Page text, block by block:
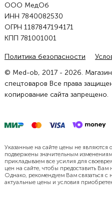
ООО МедОб
ИНН 7840082530
ОГРН 1187847194171
КПП 781001001
Политика безопасности
© Med-ob, 2017 - 2026.
спецтоваров Все права
копирование сайта запрещено.
Указанные на сайте цены не
подвержены значительным
прикладываем все усилия для
цен на сайте, чтобы предоставить
Однако, рекомендуем Вам связаться
актуальные цены и условия